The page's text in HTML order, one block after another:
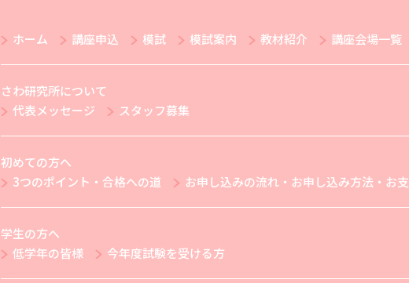
ホーム 講座申込 模試 模試案内 教材紹介 講座会場一覧
さわ研究所について
代表メッセージ
スタッフ募集
初めての方へ
3つのポイント・合格への道
お申し込みの流れ・お申し込み方法・お
学生の方へ
低学年の皆様
今年度試験を受ける方